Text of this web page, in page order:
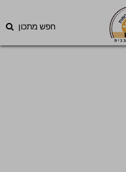
חפש מתכון